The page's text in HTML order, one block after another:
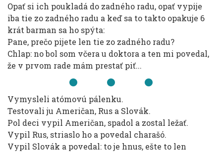
Opať si ich poukladá do zadného radu, opať vypije
iba tie zo zadného radu a keď sa to takto opakuje 6
krát barman sa ho spýta:
Pane, prečo pijete len tie zo zadného radu?
Chlap: no bol som včera u doktora a ten mi povedal,
že v prvom rade mám prestať piť...
Vymysleli atómovú pálenku.
Testovali ju Američan, Rus a Slovák.
Pol deci vypil Američan, spadol a zostal ležať.
Vypil Rus, striaslo ho a povedal charašó.
Vypil Slovák a povedal: to je hnus, ešte to len